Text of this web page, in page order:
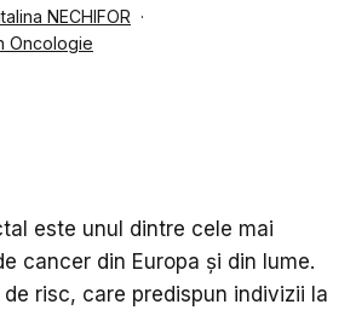
NECHIFOR
Oncologie
este unul dintre cele mai
cancer din Europa și din lume.
risc, care predispun indivizii la